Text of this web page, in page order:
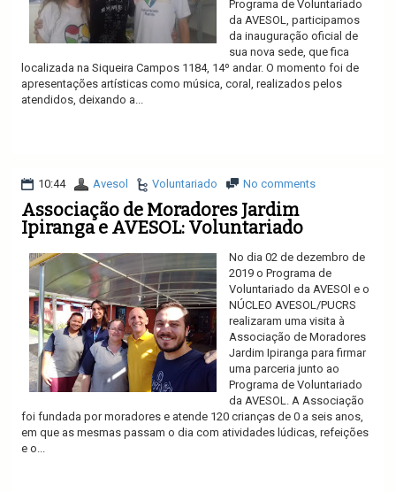
Programa de Voluntariado
da AVESOL, participamos
da inauguração oficial de
sua nova sede, que fica
localizada na Siqueira Campos 1184, 14º andar. O momento foi de
apresentações artísticas como música, coral, realizados pelos
atendidos, deixando a...
10:44 Avesol Voluntariado No comments
Associação de Moradores Jardim
Ipiranga e AVESOL: Voluntariado
No dia 02 de dezembro de
2019 o Programa de
Voluntariado da AVESOl e o
NÚCLEO AVESOL/PUCRS
realizaram uma visita à
Associação de Moradores
Jardim Ipiranga para firmar
uma parceria junto ao
Programa de Voluntariado
da AVESOL. A Associação
foi fundada por moradores e atende 120 crianças de 0 a seis anos,
em que as mesmas passam o dia com atividades lúdicas, refeições
e o...